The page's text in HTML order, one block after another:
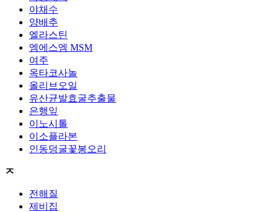
야채수
양배추
엘라스틴
엠에스엠 MSM
여주
옥타코사놀
올리브오일
유산균발효굴추출물
은행잎
이노시톨
이소플라본
인동덩굴꽃봉오리
ㅈ
전해질
제비집